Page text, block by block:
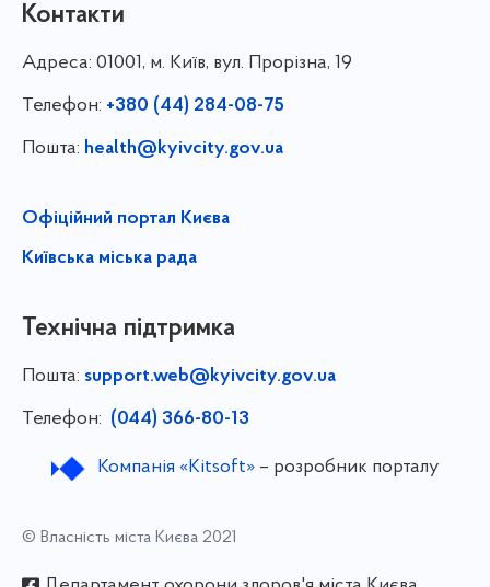
Контакти
Адреса: 01001, м. Київ, вул. Прорізна, 19
Телефон: +380 (44) 284-08-75
Пошта: health@kyivcity.gov.ua
Офіційний портал Києва
Київська міська рада
Технічна підтримка
Пошта: support.web@kyivcity.gov.ua
Телефон: (044) 366-80-13
Компанія «Kitsoft»– розробник порталу
© Власність міста Києва 2021